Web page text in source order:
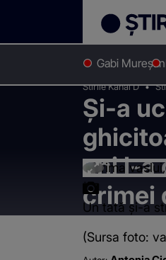
Gabi Mureșan
Stirile Kanal D
Și-a
ani l-a
crimei
Un tată și-a
(Sursa foto: